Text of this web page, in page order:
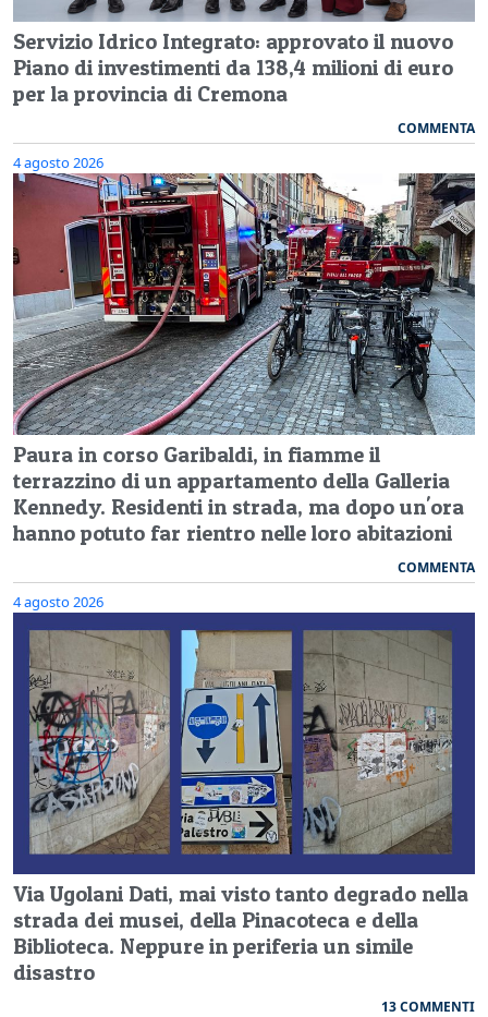
Servizio Idrico Integrato: approvato il nuovo
Piano di investimenti da 138,4 milioni di euro
per la provincia di Cremona
COMMENTA
4 agosto 2026
Paura in corso Garibaldi, in fiamme il
terrazzino di un appartamento della Galleria
Kennedy. Residenti in strada, ma dopo un'ora
hanno potuto far rientro nelle loro abitazioni
COMMENTA
4 agosto 2026
Via Ugolani Dati, mai visto tanto degrado nella
strada dei musei, della Pinacoteca e della
Biblioteca. Neppure in periferia un simile
disastro
13 COMMENTI